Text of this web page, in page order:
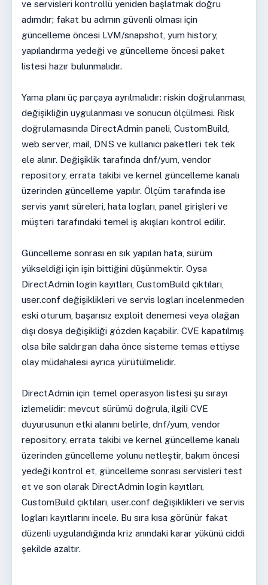
ve servisleri kontrollü yeniden başlatmak doğru
adımdır; fakat bu adımın güvenli olması için
güncelleme öncesi LVM/snapshot, yum history,
yapılandırma yedeği ve güncelleme öncesi paket
listesi hazır bulunmalıdır.
Yama planı üç parçaya ayrılmalıdır: riskin doğrulanması,
değişikliğin uygulanması ve sonucun ölçülmesi. Risk
doğrulamasında DirectAdmin paneli, CustomBuild,
web server, mail, DNS ve kullanıcı paketleri tek tek
ele alınır. Değişiklik tarafında dnf/yum, vendor
repository, errata takibi ve kernel güncelleme kanalı
üzerinden güncelleme yapılır. Ölçüm tarafında ise
servis yanıt süreleri, hata logları, panel girişleri ve
müşteri tarafındaki temel iş akışları kontrol edilir.
Güncelleme sonrası en sık yapılan hata, sürüm
yükseldiği için işin bittiğini düşünmektir. Oysa
DirectAdmin login kayıtları, CustomBuild çıktıları,
user.conf değişiklikleri ve servis logları incelenmeden
eski oturum, başarısız exploit denemesi veya olağan
dışı dosya değişikliği gözden kaçabilir. CVE kapatılmış
olsa bile saldırgan daha önce sisteme temas ettiyse
olay müdahalesi ayrıca yürütülmelidir.
DirectAdmin için temel operasyon listesi şu sırayı
izlemelidir: mevcut sürümü doğrula, ilgili CVE
duyurusunun etki alanını belirle, dnf/yum, vendor
repository, errata takibi ve kernel güncelleme kanalı
üzerinden güncelleme yolunu netleştir, bakım öncesi
yedeği kontrol et, güncelleme sonrası servisleri test
et ve son olarak DirectAdmin login kayıtları,
CustomBuild çıktıları, user.conf değişiklikleri ve servis
logları kayıtlarını incele. Bu sıra kısa görünür fakat
düzenli uygulandığında kriz anındaki karar yükünü ciddi
şekilde azaltır.